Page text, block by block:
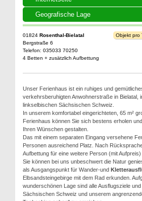
Geografische Lage
01824 Rosenthal-Bielatal
Bergstraße 6
Telefon: 035033 70250
4 Betten + zusätzlich Aufbettung
Objekt pro
Unser Ferienhaus ist ein ruhiges und
verkehrsberuhigten Anwohnerstraße in Bielatal,
linkselbischen Sächsischen Schweiz.
In unserem komfortabel eingerichteten, 65 m²
Ferienhaus können Sie sich bestens erholen
Ihren Wünschen gestalten.
Das mit einem separaten Eingang versehene
Personen ausreichend Platz. Nach
Aufbettung für eine weitere Person (mit Aufpreis)
Sie können bei uns unbeschwert die Natur
als Ausgangspunkt für Wander-und
Elbsandsteingebirge mit dem Rad erkunden.
wunderschönen Lage sind alle Ausflugsziele
Sächsischen Schweiz und unserem